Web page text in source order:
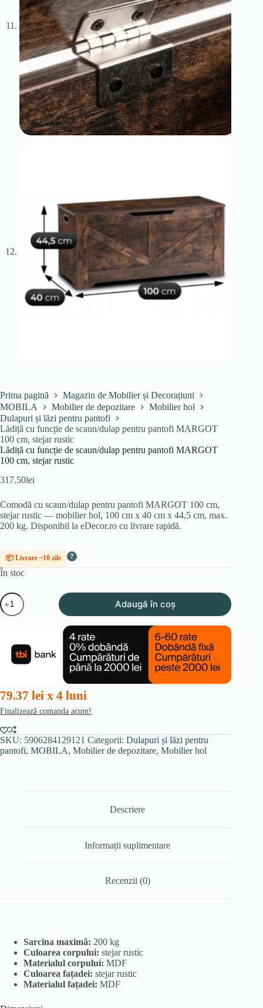
Prima pagină
Magazin de Mobilier și Decorațiuni
MOBILA
Mobilier de depozitare
Mobilier hol
Dulapuri și lăzi pentru pantofi
Lădiță cu funcție de scaun/dulap pentru pantofi MARGOT
100 cm, stejar rustic
Lădiță cu funcție de scaun/dulap pentru pantofi MARGOT
100 cm, stejar rustic
317.50lei
Comodă cu scaun/dulap pentru pantofi MARGOT 100 cm,
stejar rustic — mobilier hol, 100 cm x 40 cm x 44,5 cm, max.
200 kg. Disponibil la eDecor.ro cu livrare rapidă.
📦 Livrare ~10 zile ?
În stoc
Cantitate
Lădiță
cu
scaun/dulap
pentru
pantofi
cm,
stejar
rustic
Adaugă în coș
79.37 lei x 4 luni
Finalizează comanda acum!
SKU: 5906284129121 Categorii: Dulapuri și lăzi pentru
pantofi, MOBILA, Mobilier de depozitare, Mobilier hol
Descriere
Informații suplimentare
Recenzii (0)
Sarcina maximă: 200 kg
Culoarea corpului: stejar rustic
Materialul corpului: MDF
Culoarea fațadei: stejar rustic
Materialul fațadei: MDF